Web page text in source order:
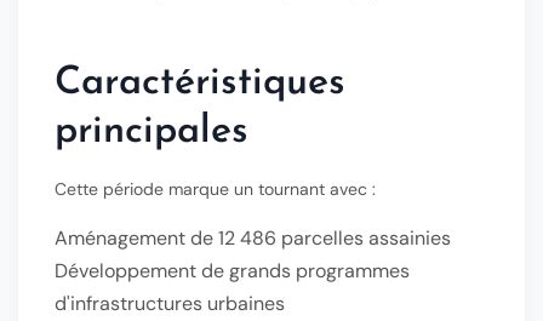
Caractéristiques
principales
Cette période marque un tournant avec :
Aménagement de12 486 parcelles assainies
Développement de grands programmes
d'infrastructures urbaines